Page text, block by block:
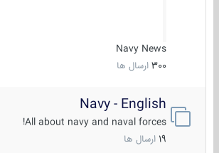
Navy News
300 ارسال ها
Navy - English
All about navy and naval forces!
ارسال ها